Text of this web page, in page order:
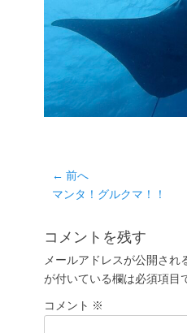
投
稿
ビ
ゲ
ー
シ
← 前へ
前
投
マンタ！グルクマ！！
コメントを残す
メールアドレスが公開され
が付いている欄は必須項目
コメント ※